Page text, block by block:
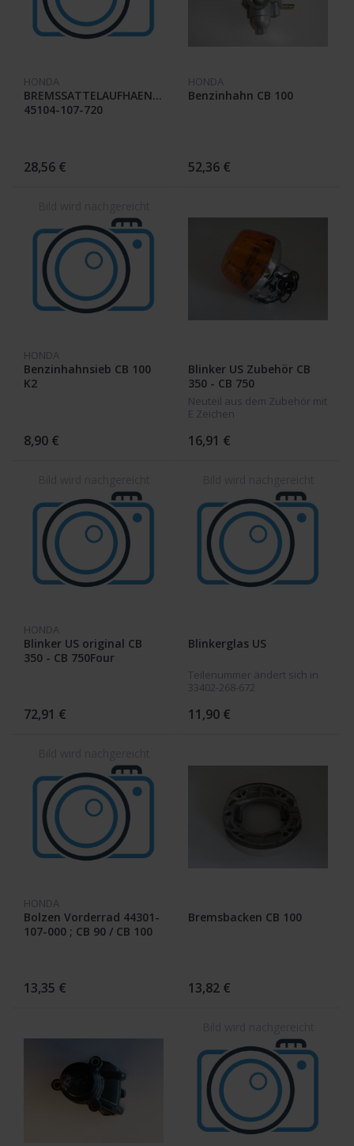
HONDA
BREMSSATTELAUFHAENGU
45104-107-720
28,56 €
HONDA
Benzinhahn CB 100
52,36 €
HONDA
Benzinhahnsieb CB 100
K2
8,90 €
Blinker US Zubehör CB
350 - CB 750
Neuteil aus dem Zubehör mit
E Zeichen
16,91 €
HONDA
Blinker US original CB
350 - CB 750Four
72,91 €
Blinkerglas US
Teilenummer ändert sich in
33402-268-672
11,90 €
HONDA
Bolzen Vorderrad 44301-
107-000 ; CB 90 / CB 100
13,35 €
Bremsbacken CB 100
13,82 €